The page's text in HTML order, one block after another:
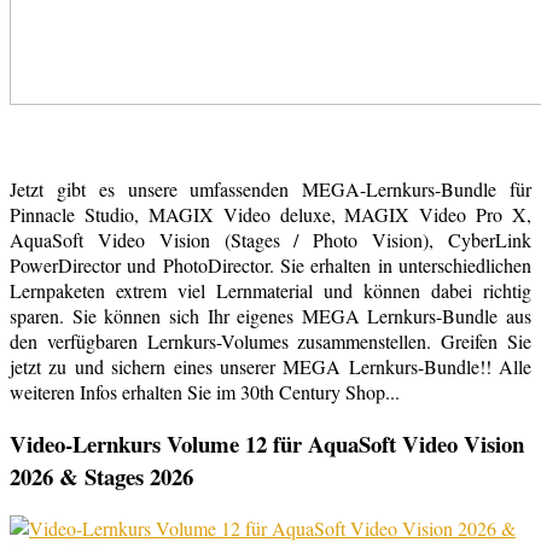
Jetzt gibt es unsere umfassenden MEGA-Lernkurs-Bundle für
Pinnacle Studio, MAGIX Video deluxe, MAGIX Video Pro X,
AquaSoft Video Vision (Stages / Photo Vision), CyberLink
PowerDirector und PhotoDirector. Sie erhalten in unterschiedlichen
Lernpaketen extrem viel Lernmaterial und können dabei richtig
sparen. Sie können sich Ihr eigenes MEGA Lernkurs-Bundle aus
den verfügbaren Lernkurs-Volumes zusammenstellen. Greifen Sie
jetzt zu und sichern eines unserer MEGA Lernkurs-Bundle!! Alle
weiteren Infos erhalten Sie im 30th Century Shop...
Video-Lernkurs Volume 12 für AquaSoft Video Vision
2026 & Stages 2026